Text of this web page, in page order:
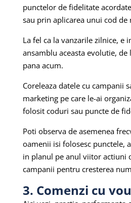
punctelor de fidelitate
sau prin aplicarea unui cod de
La fel ca la vanzarile zilnice, e
ansamblu aceasta evolutie,
pana acum.
Coreleaza datele cu campanii
marketing pe care le-ai
folosit coduri sau puncte de
Poti observa de asemenea
oamenii isi folosesc punctele,
in planul pe anul viitor actiuni
campanii pentru cresterea
3. Comenzi cu